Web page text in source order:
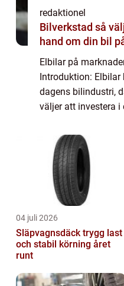
redaktionel
Bilverkstad så väljer du rätt och tar
hand om din bil
Elbilar på
Introduktion:
dagens bilindustri,
väljer att investera
efterfrågan ökar
markna...
04 juli 2026
Släpvagnsdäck trygg last
och stabil körning året
runt